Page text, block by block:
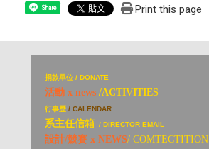
Share Print this page
捐款單位 / DONATE
活動 x news /ACTIVITIES
行事歷 / CALENDAR
系主任信箱 / DIRECTOR EMAIL
設計/競賽 x NEWS/ COMTECTITION